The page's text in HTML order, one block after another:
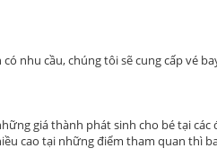
nhu cầu, chúng tôi sẽ cung cấp vé
giá thành phát sinh cho bé tại các
cao tại những điểm tham quan thì